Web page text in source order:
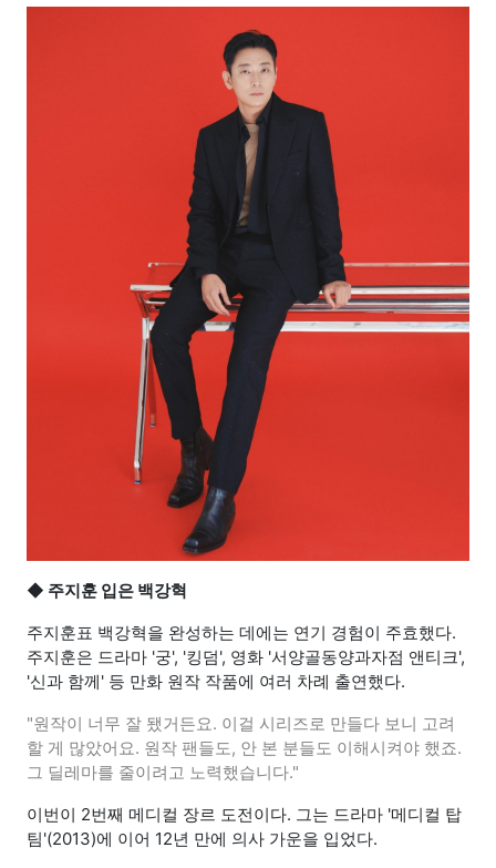
◆ 주지훈 입은 백강혁
주지훈표 백강혁을 완성하는 데에는 연기 경험이 주효했다.
주지훈은 드라마 '궁', '킹덤', 영화 '서양골동양과자점 앤티크',
'신과 함께' 등 만화 원작 작품에 여러 차례 출연했다.
"원작이 너무 잘 됐거든요. 이걸 시리즈로 만들다 보니 고려
할 게 많았어요. 원작 팬들도, 안 본 분들도 이해시켜야 했죠.
그 딜레마를 줄이려고 노력했습니다."
이번이 2번째 메디컬 장르 도전이다. 그는 드라마 '메디컬 탑
팀'(2013)에 이어 12년 만에 의사 가운을 입었다.